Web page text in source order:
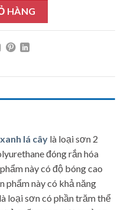
lá cây 20L số lượng
HÀNG
lá câylà loại sơn 2
đóng rắn hóa
này có độ bóng cao
phẩm này có khả năng
loại sơn có phần trăm thể